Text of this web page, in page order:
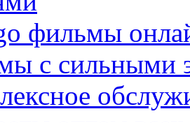
фильмы
с сильными